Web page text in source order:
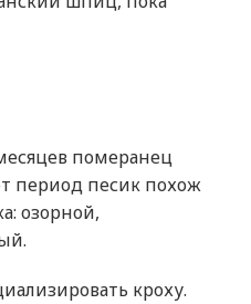
померанец
период песик похож
озорной,
кроху.